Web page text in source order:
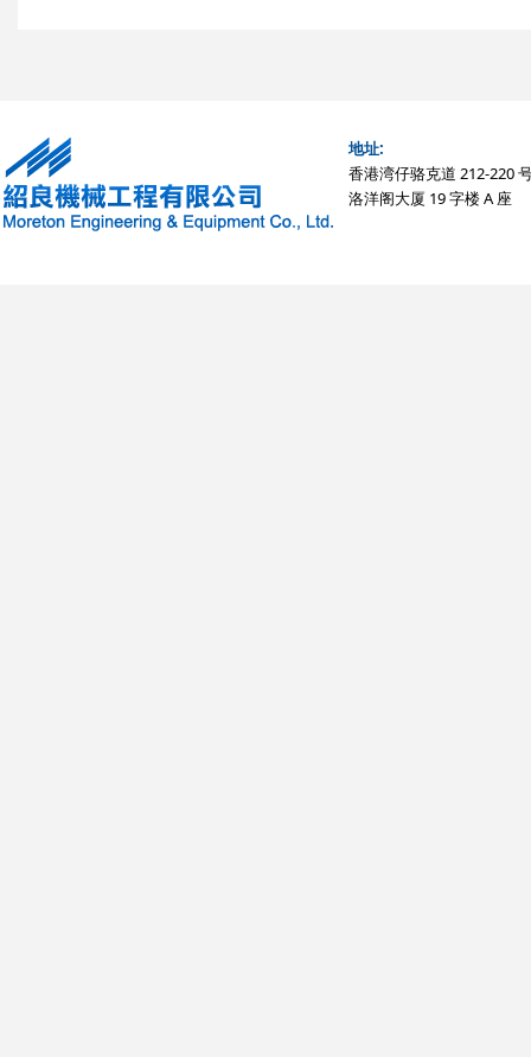
地址:
香港湾仔骆克道 212-220
洛洋阁大厦 19 字楼 A 座